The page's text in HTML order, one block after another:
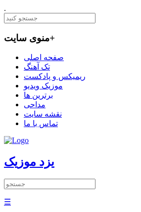
.
منوی سایت+
صفحه اصلی
تک آهنگ
ریمیکس و پادکست
موزیک ویدیو
برترین ها
مداحی
نقشه سایت
تماس با ما
یزد موزیک
☰